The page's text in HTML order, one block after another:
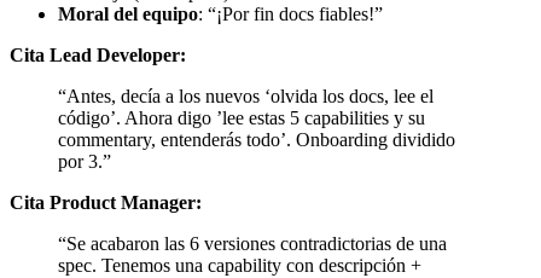
Moral del equipo: “¡Por fin docs fiables!”
Cita Lead Developer:
“Antes, decía a los nuevos ‘olvida los docs, lee el
código’. Ahora digo ’lee estas 5 capabilities y su
commentary, entenderás todo’. Onboarding dividido
por 3.”
Cita Product Manager:
“Se acabaron las 6 versiones contradictorias de una
spec. Tenemos una capability con descripción +